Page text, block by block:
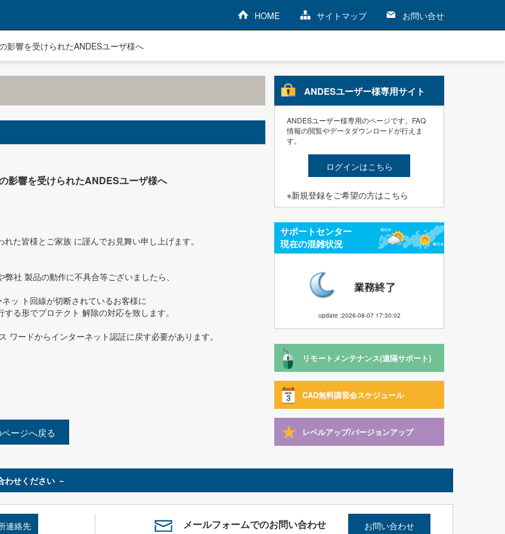
HOME サイトマップ お問い合せ
響を受けられたANDESユーザ様へ
影響を受けられたANDESユーザ様へ
た皆様とご家族 に謹んでお見舞い申し上げます。
社 製品の動作に不具合等ございましたら、
ッ ト回線が切断されているお客様に
る形でプロテクト 解除の対応を致します。
ードからインターネット認証に戻す必要があります。
ージへ戻る
ANDESユーザー様専用サイト
ANDESユーザー様専用のページです。FAQ
情報の閲覧やデータダウンロードが行えま
す。
ログインはこちら
※新規登録をご希望の方はこちら
サポートセンター
現在の混雑状況
update :2026-08-07 17:30:02
リモートメンテナンス(遠隔サポート)
CAD無料講習会スケジュール
レベルアップ/バージョンアップ
せください －
連絡先 メールフォームでのお問い合わせ お問い合わせ